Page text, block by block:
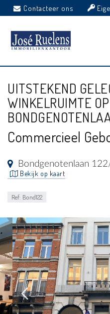
Contacteer ons
UITSTEKEND
WINKELRUIMTE
Commercieel
Bondgenotenlaan
Bekijk op kaart
Ref: Bond122